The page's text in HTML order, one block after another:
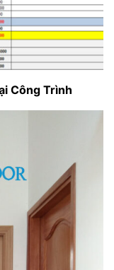
Công Trình